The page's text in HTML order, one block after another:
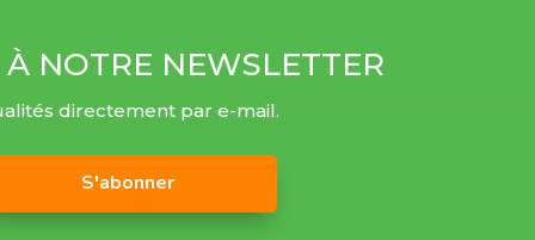
NOTRE NEWSLETTER
directement par e-mail.
S'abonner